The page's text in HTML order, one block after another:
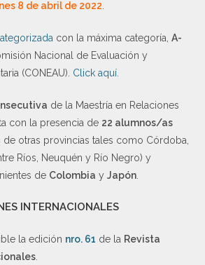
8 de abril de 2022
con la máxima categoría, A-
Nacional de Evaluación y
(CONEAU). Click aquí
de la Maestría en Relaciones
con la presencia de 22 alumnos/as
de otras provincias tales como Córdoba,
Ríos, Neuquén y Río Negro) y
de Colombia y Japón
INTERNACIONALES
la edición nro. 61 de la Revista